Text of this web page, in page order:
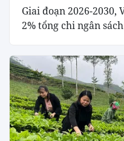
Giai đoạn 2026-
2% tổng chi ngân